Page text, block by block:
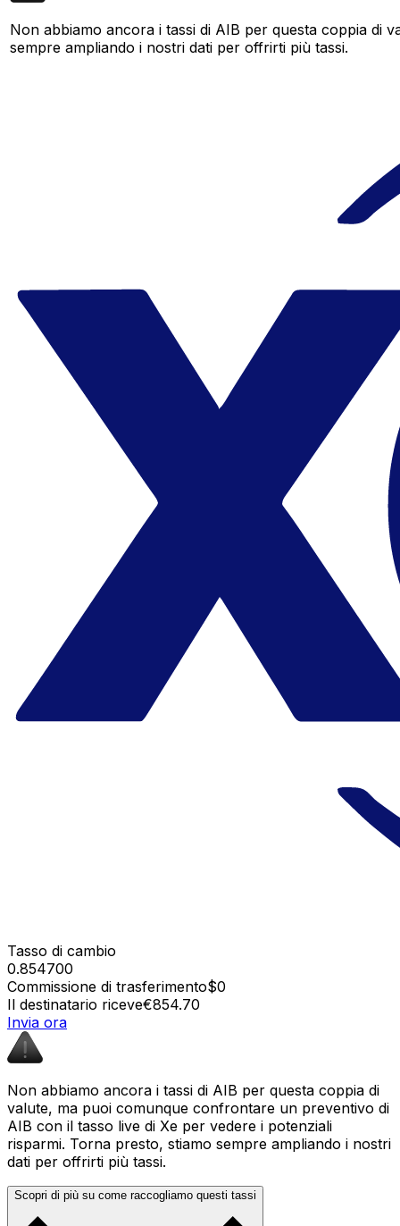
Non abbiamo ancora i tassi di AIB per questa coppia di
sempre ampliando i nostri dati per offrirti più tassi.
Tasso di cambio
0.854700
Commissione di trasferimento$0
Il destinatario riceve€854.70
Invia ora
Non abbiamo ancora i tassi di AIB per questa coppia di
valute, ma puoi comunque confrontare un preventivo di
AIB con il tasso live di Xe per vedere i potenziali
risparmi. Torna presto, stiamo sempre ampliando i nostri
dati per offrirti più tassi.
Scopri di più su come raccogliamo questi tassi